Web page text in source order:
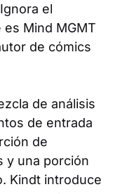
el
es Mind MGMT
de cómics
de análisis
de entrada
de
y una porción
Kindt introduce